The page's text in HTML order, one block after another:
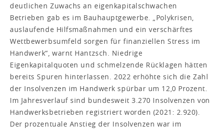
deutlichen Zuwachs an eigenkapitalschwachen
Betrieben gab es im Bauhauptgewerbe. „Polykrisen,
auslaufende Hilfsmaßnahmen und ein verschärftes
Wettbewerbsumfeld sorgen für finanziellen Stress im
Handwerk“, warnt Hantzsch. Niedrige
Eigenkapitalquoten und schmelzende Rücklagen hätten
bereits Spuren hinterlassen. 2022 erhöhte sich die Zahl
der Insolvenzen im Handwerk spürbar um 12,0 Prozent.
Im Jahresverlauf sind bundesweit 3.270 Insolvenzen von
Handwerksbetrieben registriert worden (2021: 2.920).
Der prozentuale Anstieg der Insolvenzen war im